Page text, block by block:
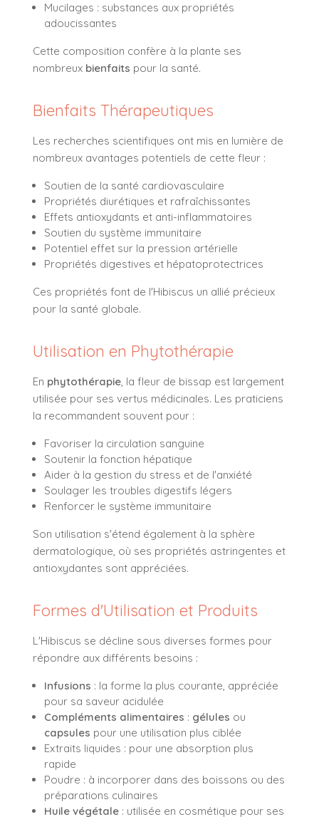
Mucilages : substances aux propriétés
adoucissantes
Cette composition confère à la plante ses
nombreux bienfaits pour la santé.
Bienfaits Thérapeutiques
Les recherches scientifiques ont mis en lumière de
nombreux avantages potentiels de cette fleur :
Soutien de la santé cardiovasculaire
Propriétés diurétiques et rafraîchissantes
Effets antioxydants et anti-inflammatoires
Soutien du système immunitaire
Potentiel effet sur la pression artérielle
Propriétés digestives et hépatoprotectrices
Ces propriétés font de l'Hibiscus un allié précieux
pour la santé globale.
Utilisation en Phytothérapie
En phytothérapie, la fleur de bissap est largement
utilisée pour ses vertus médicinales. Les praticiens
la recommandent souvent pour :
Favoriser la circulation sanguine
Soutenir la fonction hépatique
Aider à la gestion du stress et de l'anxiété
Soulager les troubles digestifs légers
Renforcer le système immunitaire
Son utilisation s'étend également à la sphère
dermatologique, où ses propriétés astringentes et
antioxydantes sont appréciées.
Formes d'Utilisation et Produits
L'Hibiscus se décline sous diverses formes pour
répondre aux différents besoins :
Infusions : la forme la plus courante, appréciée
pour sa saveur acidulée
Compléments alimentaires : gélules ou
capsules pour une utilisation plus ciblée
Extraits liquides : pour une absorption plus
rapide
Poudre : à incorporer dans des boissons ou des
préparations culinaires
Huile végétale : utilisée en cosmétique pour ses